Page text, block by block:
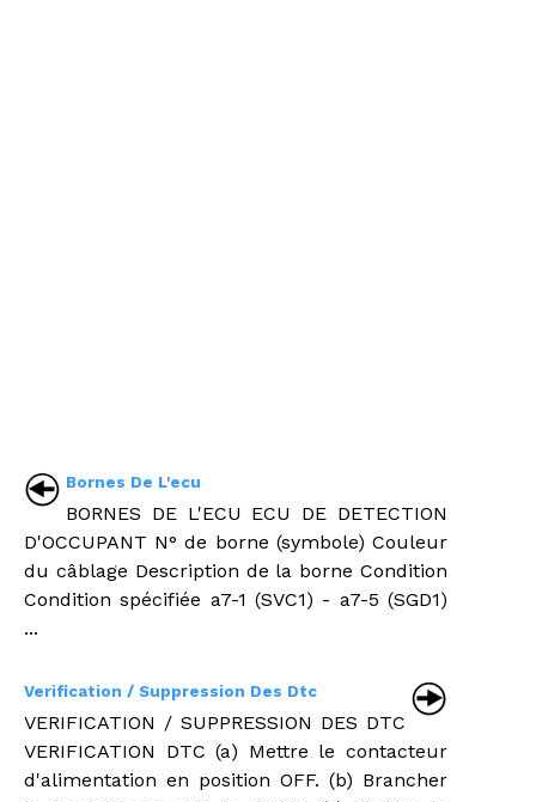
Bornes De L'ecu
BORNES DE L'ECU ECU DE DETECTION
D'OCCUPANT N° de borne (symbole) Couleur
du câblage Description de la borne Condition
Condition spécifiée a7-1 (SVC1) - a7-5 (SGD1)
...
Verification / Suppression Des Dtc
VERIFICATION / SUPPRESSION DES DTC
VERIFICATION DTC (a) Mettre le contacteur
d'alimentation en position OFF. (b) Brancher